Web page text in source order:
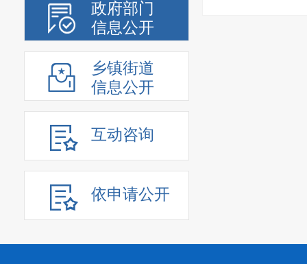
政府部门
信息公开
乡镇街道
信息公开
互动咨询
依申请公开